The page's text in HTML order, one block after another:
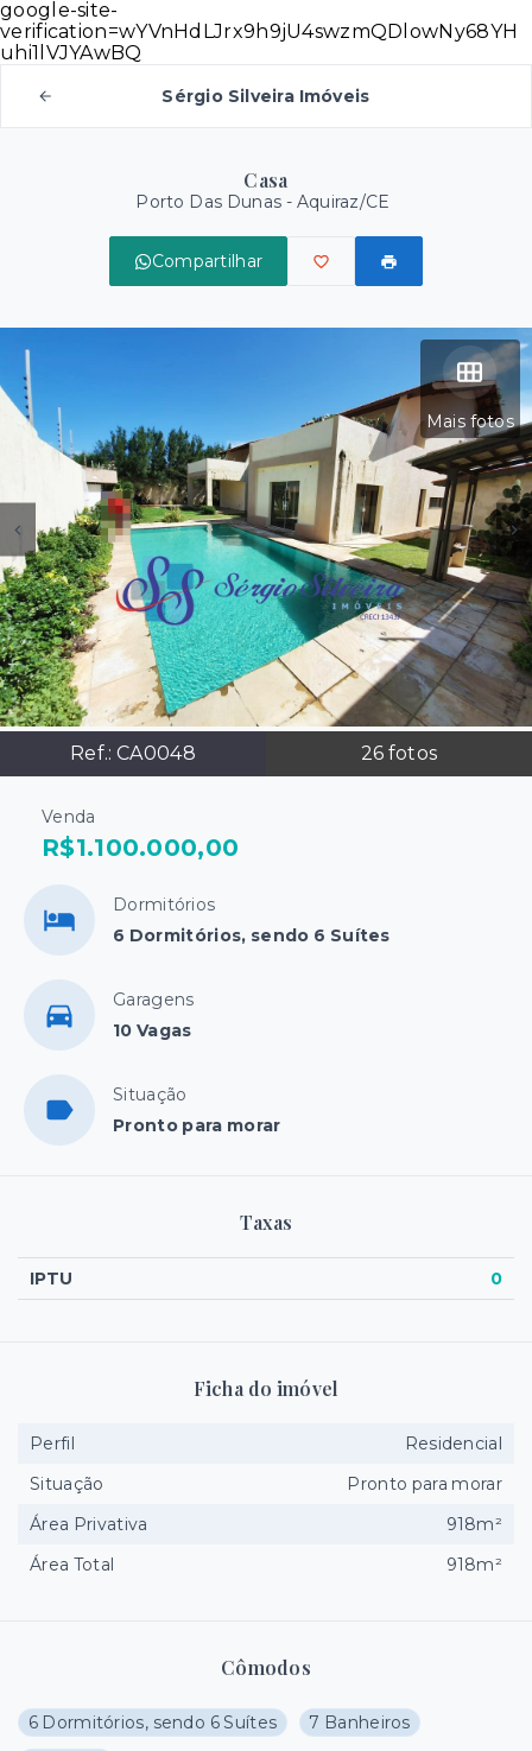
google-site-
verification=wYVnHdLJrx9h9jU4swzmQDlowNy68YH
uhi1lVJYAwBQ
Sérgio Silveira Imóveis
Casa
Porto Das Dunas - Aquiraz/CE
Compartilhar
Mais fotos
Ref.:CA0048 26 fotos
Venda
R$1.100.000,00
Dormitórios
6 Dormitórios, sendo 6 Suítes
Garagens
10 Vagas
Situação
Pronto para morar
Cômodos
6 Dormitórios, sendo 6 Suítes
7 Banheiros
Taxas
IPTU 0
Ficha do imóvel
Perfil
Residencial
Situação
Pronto para morar
Área Privativa
918m²
Área Total
918m²